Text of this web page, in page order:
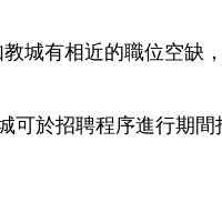
城有相近的職位空缺
於招聘程序進行期